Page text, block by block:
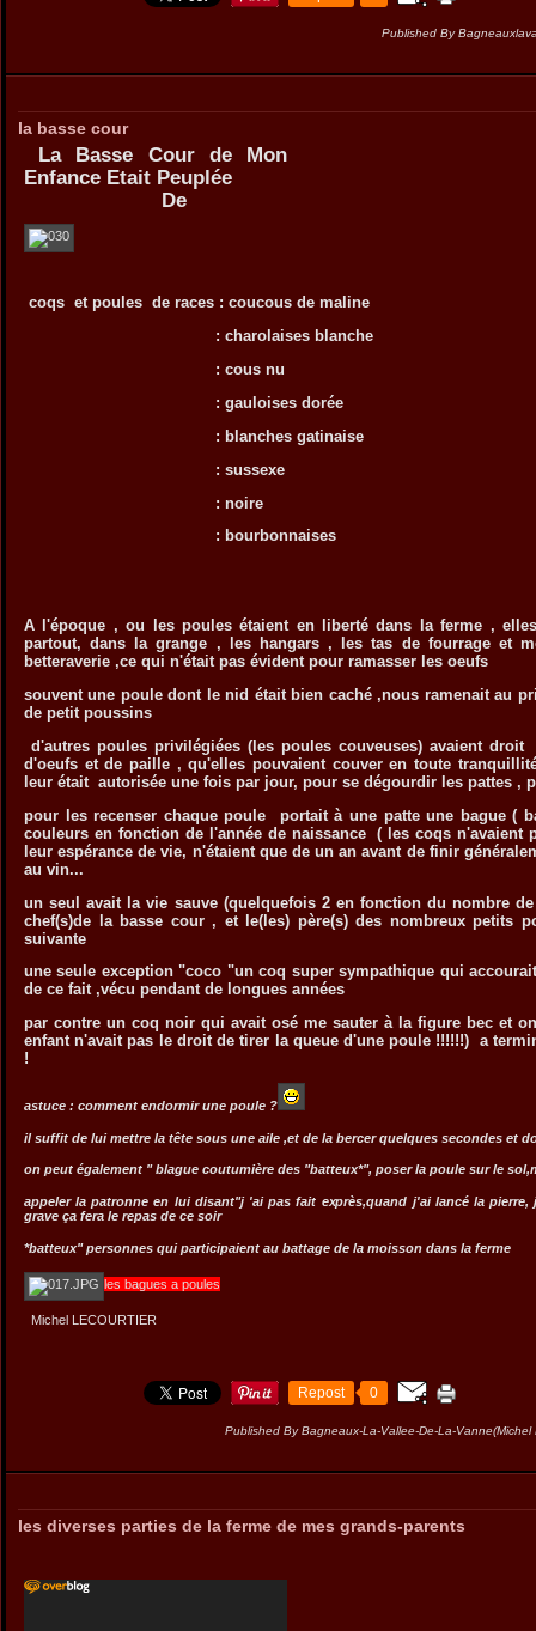
Published By
la basse cour
La Basse Cour de Mon
Enfance Etait Peuplée
De
coqs et poules de races : coucous de maline
: charolaises blanche
: cous nu
: gauloises dorée
: blanches gatinaise
: sussexe
: noire
: bourbonnaises
A l'époque , ou les poules étaient en liberté dans la ferme ,
partout, dans la grange , les hangars , les tas de fourrage et
betteraverie ,ce qui n'était pas évident pour ramasser les oeufs
souvent une poule dont le nid était bien caché ,nous ramenait au
de petit poussins
d'autres poules privilégiées (les poules couveuses) avaient
d'oeufs et de paille , qu'elles pouvaient couver en toute
leur était autorisée une fois par jour, pour se dégourdir les pattes ,
pour les recenser chaque poule portait à une patte une bague (
couleurs en fonction de l'année de naissance ( les coqs n'avaient
leur espérance de vie, n'étaient que de un an avant de finir
au vin...
un seul avait la vie sauve (quelquefois 2 en fonction du nombre
chef(s)de la basse cour , et le(les) père(s) des nombreux petits
suivante
une seule exception "coco "un coq super sympathique qui
de ce fait ,vécu pendant de longues années
par contre un coq noir qui avait osé me sauter à la figure bec et
enfant n'avait pas le droit de tirer la queue d'une poule !!!!!!) a
!
astuce : comment endormir une poule ?
il suffit de lui mettre la tête sous une aile ,et de la bercer quelques secondes et
on peut également " blague coutumière des "batteux*", poser la poule sur le
appeler la patronne en lui disant"j 'ai pas fait exprès,quand j'ai lancé la
grave ça fera le repas de ce soir
*batteux" personnes qui participaient au battage de la moisson dans la ferme
les bagues a poules
Michel LECOURTIER
Repost 0
Published By Bagneaux-La-Vallee-De-La-Vanne(Michel
les diverses parties de la ferme de mes grands-parents